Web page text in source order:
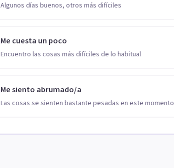
Algunos días buenos, otros más difíciles
Me cuesta un poco
Encuentro las cosas más difíciles de lo habitual
Me siento abrumado/a
Las cosas se sienten bastante pesadas en este momento